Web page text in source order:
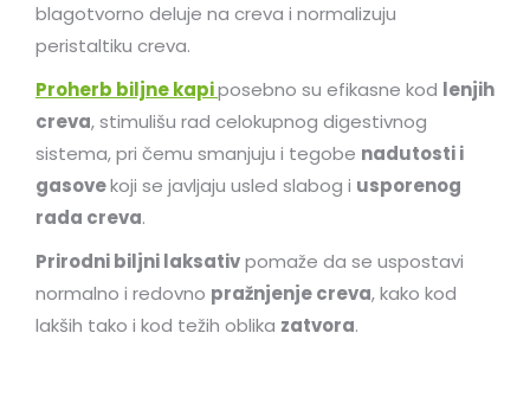
blagotvorno deluje na creva i normalizuju
peristaltiku creva.
Proherb biljne kapiposebno su efikasne kod lenjih
creva, stimulišu rad celokupnog digestivnog
sistema, pri čemu smanjuju i tegobe nadutosti i
gasovekoji se javljaju usled slabog i usporenog
rada creva.
Prirodni biljni laksativpomaže da se uspostavi
normalno i redovno pražnjenje creva, kako kod
lakših tako i kod težih oblika zatvora.